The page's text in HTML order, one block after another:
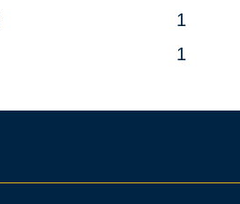
1
1